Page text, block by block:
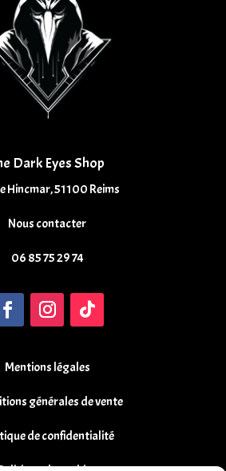
Dark Eyes Shop
Hincmar, 51100 Reims
Nous contacter
06 85 75 29 74
Mentions légales
générales de vente
de confidentialité